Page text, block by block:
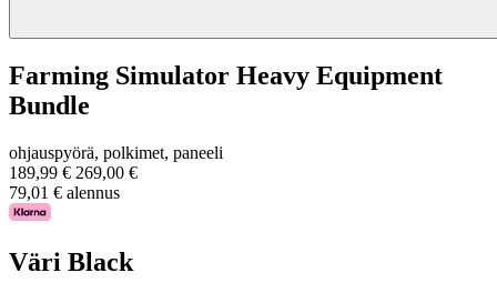
Farming Simulator Heavy Equipment
Bundle
ohjauspyörä, polkimet, paneeli
189,99 € 269,00 €
79,01 € alennus
Väri Black